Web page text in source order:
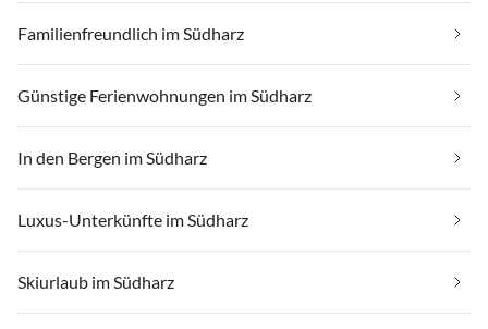
Familienfreundlich im Südharz
Günstige Ferienwohnungen im Südharz
In den Bergen im Südharz
Luxus-Unterkünfte im Südharz
Skiurlaub im Südharz